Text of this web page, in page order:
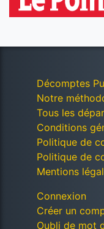
Décomptes
Notre
Tous les
Conditions
Politique de
Politique de
Mentions
Connexion
Créer un
Oubli de mot